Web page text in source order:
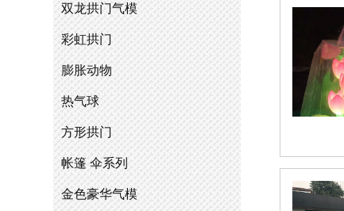
双龙拱门气模
彩虹拱门
膨胀动物
热气球
方形拱门
帐篷 伞系列
金色豪华气模